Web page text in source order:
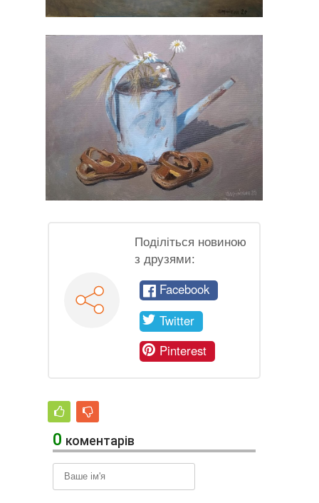
Поділіться новиною
з друзями:
Facebook
Twitter
Pinterest
0 коментарів